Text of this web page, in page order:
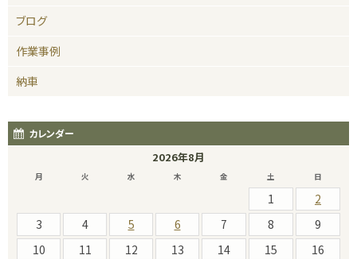
ブログ
作業事例
納車
カレンダー
2026年8月
月 火 水 木 金 土 日
1
2
3
4 5 6 7 8
9
10
11 12 13 14 15
16